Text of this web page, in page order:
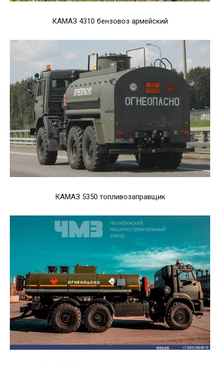
КАМАЗ 4310 бензовоз армейский
КАМАЗ 5350 топливозаправщик